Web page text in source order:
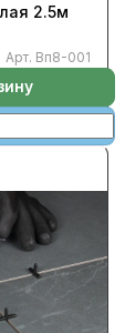
2.5м
Арт. Вп8-001